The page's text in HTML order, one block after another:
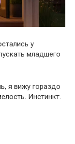
у
младшего
я вижу гораздо
Инстинкт.